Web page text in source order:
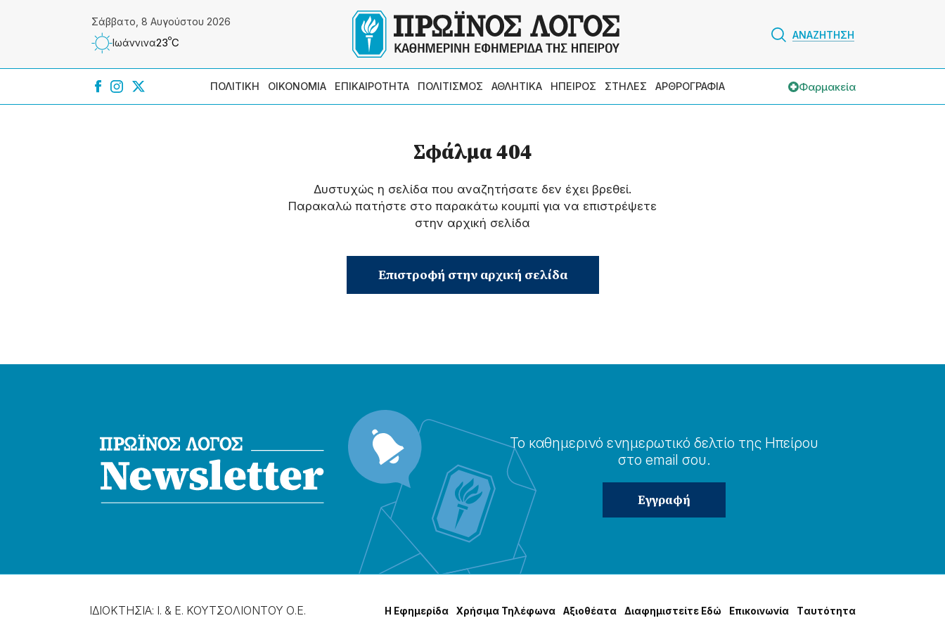
Σάββατο, 8 Αυγούστου 2026
Ιωάννɩνα23ºC
ΑΝΑΖΗΤΗΣΗ
ΠΟΛΙΤΙΚΗ ΟΙΚΟΝΟΜΙΑ ΕΠΙΚΑΙΡΟΤΗΤΑ ΠΟΛΙΤΙΣΜΟΣ ΑΘΛΗΤΙΚΑ ΗΠΕΙΡΟΣ ΣΤΗΛΕΣ ΑΡΘΡΟΓΡΑΦΙΑ Φαρμακεία
Σφάλμα 404
Δυστυχώς η σελίδα που αναζητήσατε δεν έχει βρεθεί.
Παρακαλώ πατήστε στο παρακάτω κουμπί για να επιστρέψετε
στην αρχική σελίδα
Επιστροφή στην αρχική σελίδα
Το καθημερɩνό ενημερωτɩκό δελτίο της Ηπείρου
στο email σου.
ΙΔΙΟΚΤΗΣΙΑ: Ι. & Ε. ΚΟΥΤΣΟΛΙΟΝΤΟΥ Ο.Ε. Η Εφημερίδα Χρήσɩμα Τηλέφωνα Αξɩοθέατα Δɩαφημɩστείτε Εδώ Επɩκοɩνωνία Tαυτότητα